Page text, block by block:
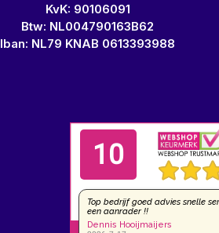
KvK: 90106091
Btw: NL004790163B62
Iban: NL79 KNAB 0613393988